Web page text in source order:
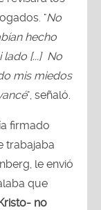
"No
hecho
lado [...] No
mis miedos
", señaló.
firmado
trabajaba
le envió
que
no